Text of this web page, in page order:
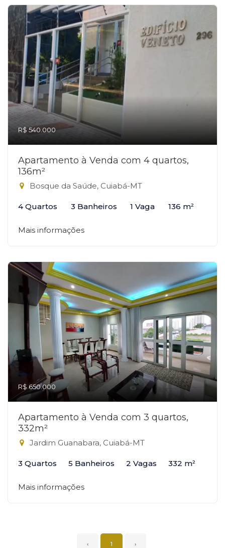
R$ 540.000
Apartamento à Venda com 4 quartos,
136m²
Bosque da Saúde, Cuiabá-MT
4 Quartos 3 Banheiros 1 Vaga 136 m²
Mais informações
R$ 650.000
Apartamento à Venda com 3 quartos,
332m²
Jardim Guanabara, Cuiabá-MT
3 Quartos 5 Banheiros 2 Vagas 332 m²
Mais informações
‹ 1 ›